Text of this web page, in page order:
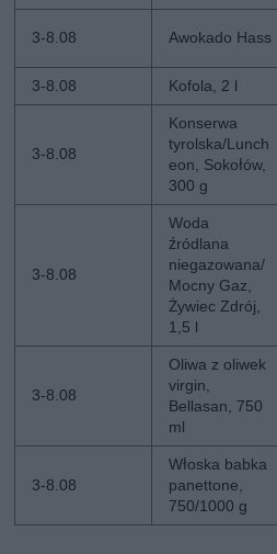
3-8.08 Awokado Hass
3-8.08 Kofola, 2 l
3-8.08
Konserwa
tyrolska/Lunch
eon, Sokołów,
300 g
3-8.08
Woda
źródlana
niegazowana/
Mocny Gaz,
Żywiec Zdrój,
1,5 l
3-8.08
Oliwa z oliwek
virgin,
Bellasan, 750
ml
3-8.08
Włoska babka
panettone,
750/1000 g